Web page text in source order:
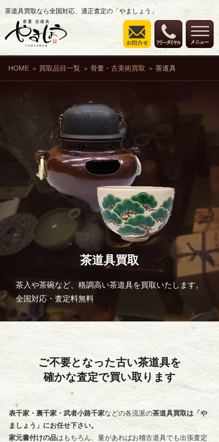
茶道具買取なら全国対応、適正査定の「やましょう」
HOME 買取品目一覧 骨董・古美術買取 茶道具
茶道具買取
茶入や茶碗など、格調高い茶道具を買取いたします。
全国対応・査定料無料
ご不要となった古い茶道具を
確かな査定で買い取ります
表千家・裏千家・武者小路千家などの各流派の茶道具買取は「や
ましょう」にお任せ下さい。
家元書付けの品はもちろん、量があればお稽古道具でも出張査定